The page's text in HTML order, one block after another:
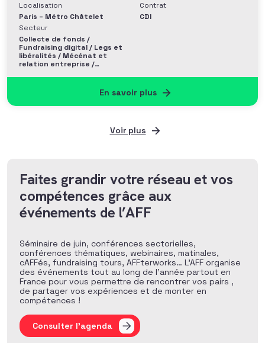
Localisation
Paris – Métro Châtelet
Secteur
Collecte de fonds /
Fundraising digital / Legs et
libéralités / Mécénat et
relation entreprise /
Contrat
CDI
En savoir plus
Voir plus
Faites grandir votre réseau et vos
compétences grâce aux
événements de l’AFF
Séminaire de juin, conférences sectorielles,
conférences thématiques, webinaires, matinales,
cAFFés, fundraising tours, AFFterworks… L’AFF organise
des événements tout au long de l’année partout en
France pour vous permettre de rencontrer vos pairs ,
de partager vos expériences et de monter en
compétences !
Consulter l'agenda